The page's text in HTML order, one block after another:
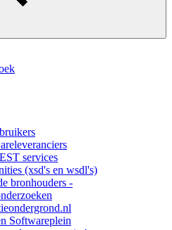
services
(xsd's en wsdl's)
bronhouders -
Softwareplein